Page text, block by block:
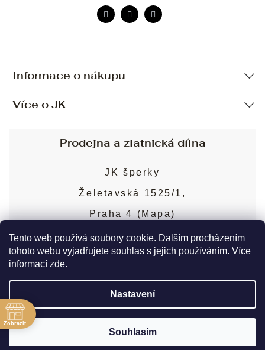
Tento web používá soubory cookie. Dalším procházením
tohoto webu vyjadřujete souhlas s jejich používáním. Více
informací zde.
Nastavení
Souhlasím
Informace o nákupu
Ochrana osobních údajů
Sjednání osobní schůzky
Obchodní podmínky
Puncovní značky
Více o JK
Blog
Nejčastější dotazy
Prodejna a zlatnická dílna
JK šperky
Želetavská 1525/1,
Praha 4 (Mapa)
Více o prodejně
Copyright 2026JK šperky. Všechna práva
vyhrazena. Upravit nastavení cookies
Vytvořil Shoptet Premium
Zobrazit